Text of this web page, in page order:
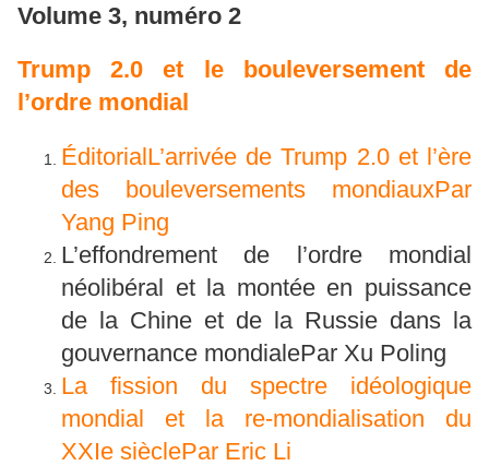
Volume 3, numéro 2
Trump 2.0 et le bouleversement de
l’ordre mondial
ÉditorialL’arrivée de Trump 2.0 et l’ère
des bouleversements mondiauxPar
Yang Ping
L’effondrement de l’ordre mondial
néolibéral et la montée en puissance
de la Chine et de la Russie dans la
gouvernance mondialePar Xu Poling
La fission du spectre idéologique
mondial et la re-mondialisation du
XXIe sièclePar Eric Li